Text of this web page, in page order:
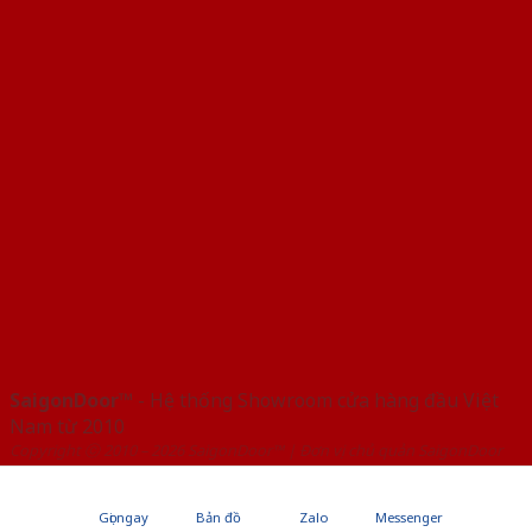
SaigonDoor™ - Hệ thống Showroom cửa hàng đầu Việt
Nam từ 2010
Copyright ⓒ 2010 – 2026 SaigonDoor™ | Đơn vị chủ quản SaigonDoor
Gọi ngay Bản đồ Zalo Messenger